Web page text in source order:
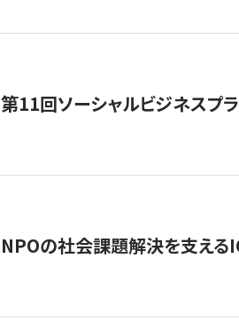
第11回ソーシャルビジネスプ
NPOの社会課題解決を支える